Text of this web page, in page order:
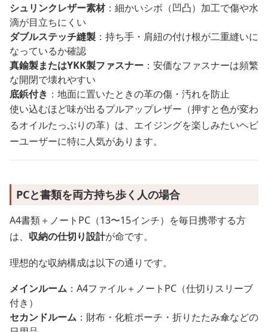
シュリンクレザー素材：細かいシボ（凹凸）加工で傷や水
滴が目立ちにくい
ダブルステッチ縫製 ：持ち手・肩紐の付け根が二重縫いに
なっているか確認
真鍮製またはYKK製ファスナー ：安価なファスナーは頻繁
な開閉で壊れやすい
底鋲付き ：地面に置いたときの革の傷・汚れを防止
使い込むほど味が出るプルアップレザー（押すと色が変わ
るオイルたっぷりの革）は、エイジングを楽しみたいヘビ
ーユーザーに特に人気があります。
PCと書類を両方持ち歩く人の場合
A4書類＋ノートPC（13〜15インチ）を毎日携帯する方
は、 収納の仕切り設計が命です。
理想的な収納構成は以下の通りです。
メインルーム ：A4ファイル＋ノートPC（仕切りスリーブ
付き）
セカンドルーム ：財布・化粧ポーチ・折りたたみ傘などの